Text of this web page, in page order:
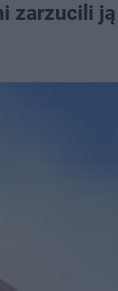
zarzucili ją